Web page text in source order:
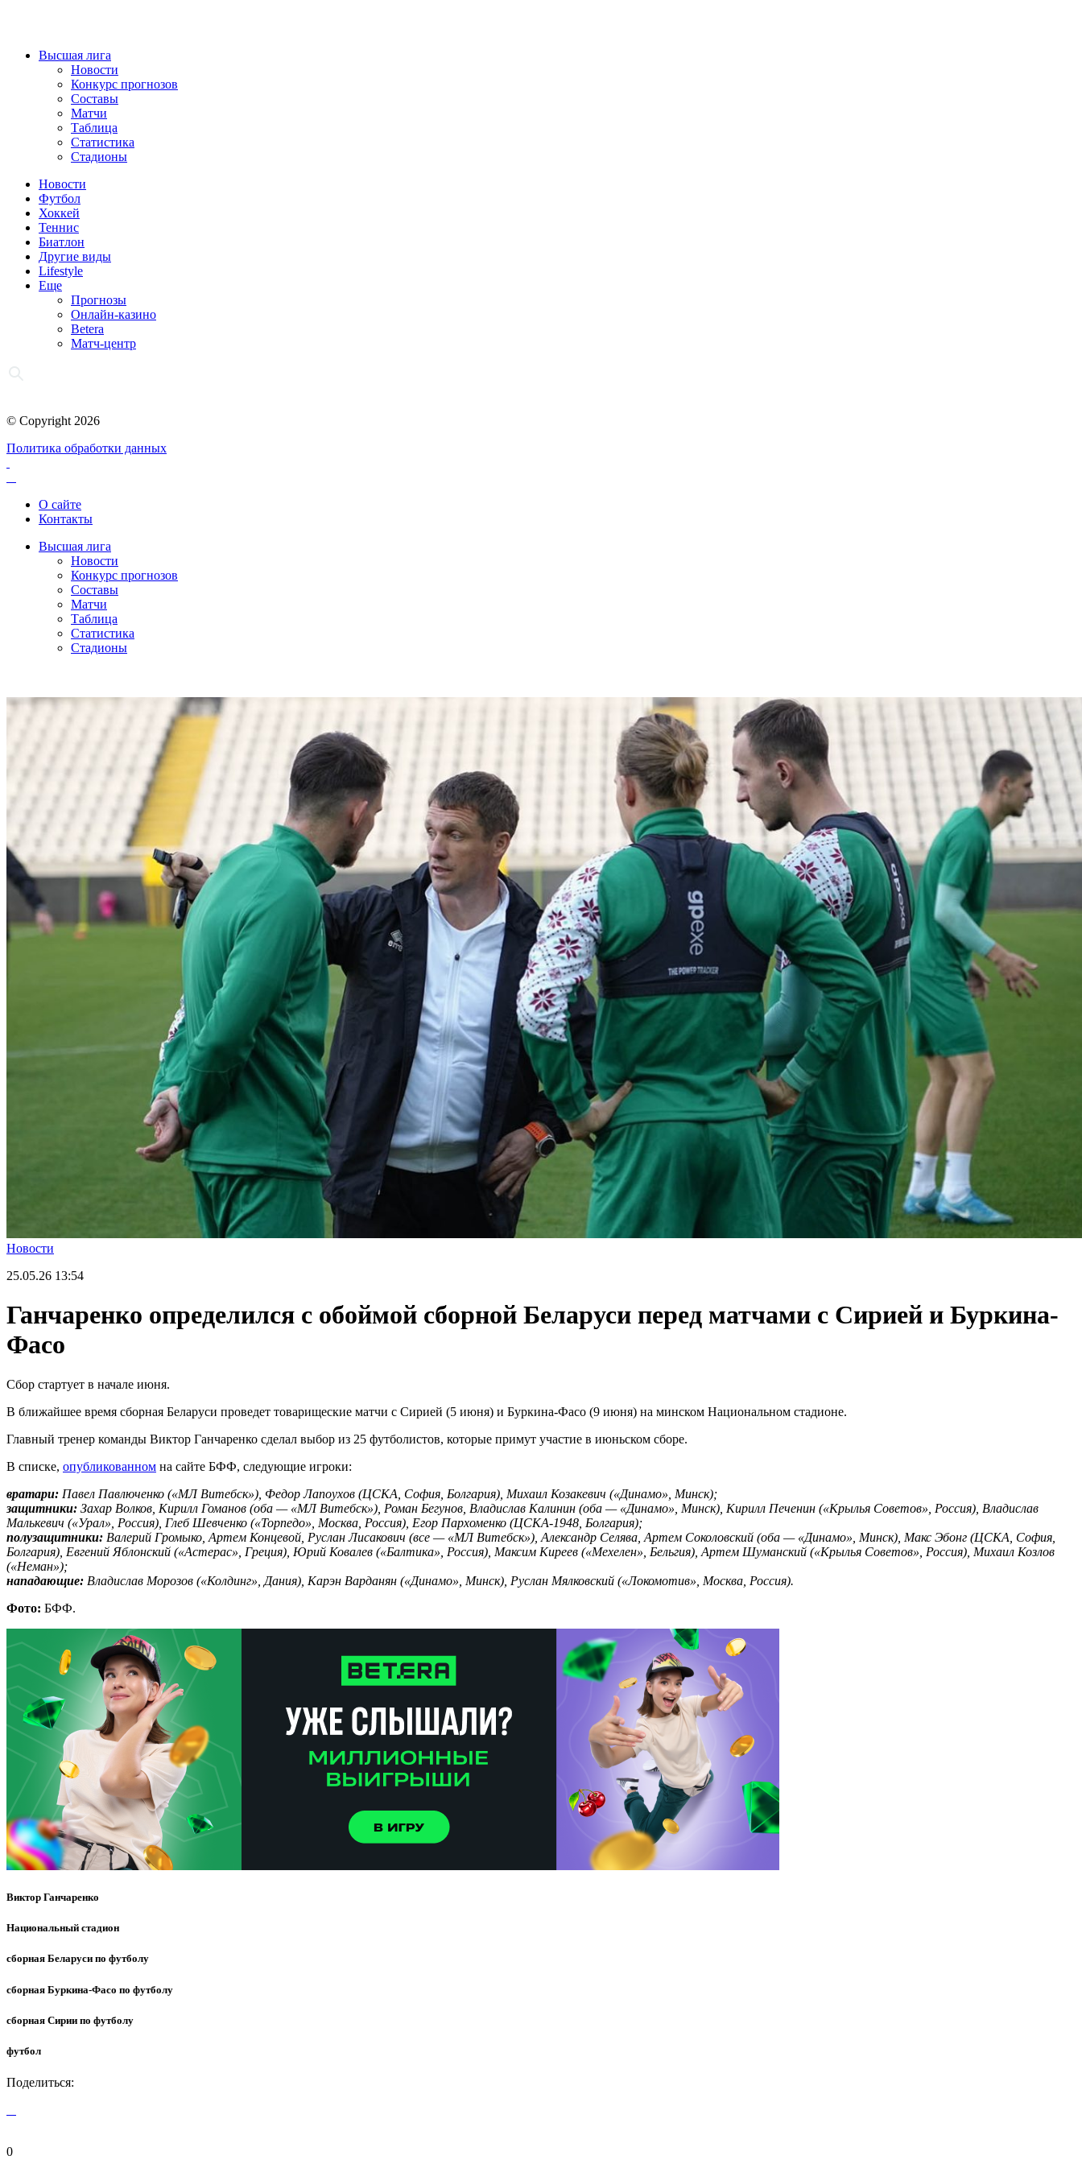
Высшая лига
Новости
Конкурс прогнозов
Составы
Матчи
Таблица
Статистика
Стадионы
Новости
Футбол
Хоккей
Теннис
Биатлон
Другие виды
Lifestyle
Еще
Прогнозы
Онлайн-казино
Betera
Матч-центр
© Copyright 2026
Политика обработки данных
О сайте
Контакты
Высшая лига
Новости
Конкурс прогнозов
Составы
Матчи
Таблица
Статистика
Стадионы
Новости
25.05.26 13:54
Ганчаренко определился с обоймой сборной Беларуси перед матчами с Сирией и Буркина-
Фасо
Сбор стартует в начале июня.
В ближайшее время сборная Беларуси проведет товарищеские матчи с Сирией (5 июня) и Буркина-Фасо (9 июня) на минском Национальном стадионе.
Главный тренер команды Виктор Ганчаренко сделал выбор из 25 футболистов, которые примут участие в июньском сборе.
В списке, опубликованном на сайте БФФ, следующие игроки:
вратари: Павел Павлюченко («МЛ Витебск»), Федор Лапоухов (ЦСКА, София, Болгария), Михаил Козакевич («Динамо», Минск);
защитники: Захар Волков, Кирилл Гоманов (оба — «МЛ Витебск»), Роман Бегунов, Владислав Калинин (оба — «Динамо», Минск), Кирилл Печенин («Крылья Советов», Россия), Владислав
Малькевич («Урал», Россия), Глеб Шевченко («Торпедо», Москва, Россия), Егор Пархоменко (ЦСКА-1948, Болгария);
полузащитники: Валерий Громыко, Артем Концевой, Руслан Лисакович (все — «МЛ Витебск»), Александр Селява, Артем Соколовский (оба — «Динамо», Минск), Макс Эбонг (ЦСКА, София,
Болгария), Евгений Яблонский («Астерас», Греция), Юрий Ковалев («Балтика», Россия), Максим Киреев («Мехелен», Бельгия), Артем Шуманский («Крылья Советов», Россия), Михаил Козлов
(«Неман»);
нападающие: Владислав Морозов («Колдинг», Дания), Карэн Варданян («Динамо», Минск), Руслан Мялковский («Локомотив», Москва, Россия).
Фото: БФФ.
Виктор Ганчаренко
Национальный стадион
сборная Беларуси по футболу
сборная Буркина-Фасо по футболу
сборная Сирии по футболу
футбол
Поделиться:
0